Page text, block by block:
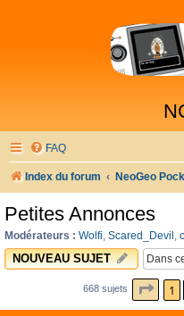
FAQ
Index du forum NeoGeo
Petites Annonces
Modérateurs : Wolfi, Scared_Devil ,
NOUVEAU SUJET
668 sujets 1